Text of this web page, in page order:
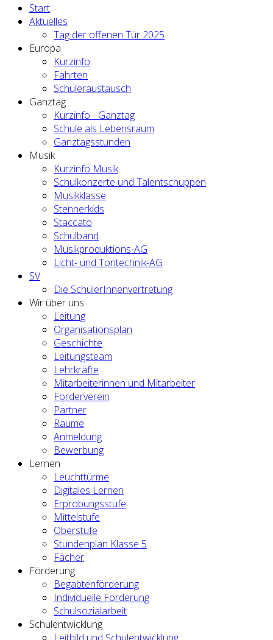
Start
Aktuelles
Tag der offenen Tür 2025
Europa
Kurzinfo
Fahrten
Schüleraustausch
Ganztag
Kurzinfo - Ganztag
Schule als Lebensraum
Ganztagsstunden
Musik
Kurzinfo Musik
Schulkonzerte und Talentschuppen
Musikklasse
Stennerkids
Staccato
Schulband
Musikproduktions-AG
Licht- und Tontechnik-AG
SV
Die SchülerInnenvertretung
Wir über uns
Leitung
Organisationsplan
Geschichte
Leitungsteam
Lehrkräfte
Mitarbeiterinnen und Mitarbeiter
Förderverein
Partner
Räume
Anmeldung
Bewerbung
Lernen
Leuchttürme
Digitales Lernen
Erprobungsstufe
Mittelstufe
Oberstufe
Stundenplan Klasse 5
Fächer
Förderung
Begabtenförderung
Individuelle Förderung
Schulsozialarbeit
Schulentwicklung